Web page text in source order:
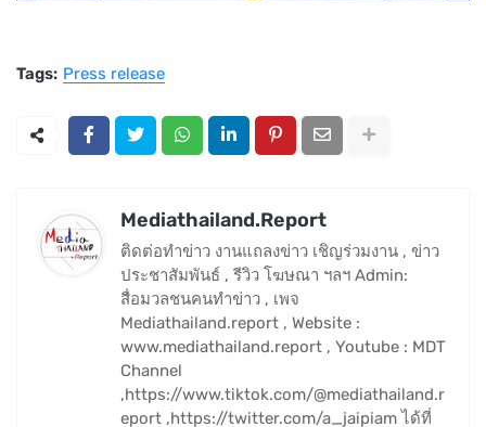
Tags: Press release
Mediathailand.Report
ติดต่อทำข่าว งานแถลงข่าว เชิญร่วมงาน , ข่าว
ประชาสัมพันธ์ , รีวิว โฆษณา ฯลฯ Admin:
สื่อมวลชนคนทำข่าว , เพจ
Mediathailand.report , Website :
www.mediathailand.report , Youtube : MDT
Channel
,https://www.tiktok.com/@mediathailand.r
eport ,https://twitter.com/a_jaipiam ได้ที่